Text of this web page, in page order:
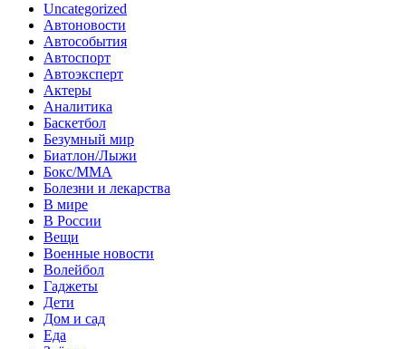
Uncategorized
Автоновости
Автособытия
Автоспорт
Автоэксперт
Актеры
Аналитика
Баскетбол
Безумный мир
Биатлон/Лыжи
Бокс/MMA
Болезни и лекарства
В мире
В России
Вещи
Военные новости
Волейбол
Гаджеты
Дети
Дом и сад
Еда